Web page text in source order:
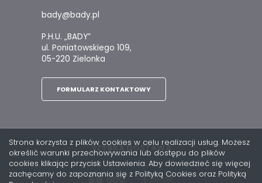
bady@bady.pl
P.H.U. „BADY”
ul. Poniatowskiego 109,
05-220 Zielonka
FORMULARZ KONTAKTOWY
SZYBKA DOSTAWA
Strona korzysta z plików cookies w celu realizacji usług. Możesz
określić warunki przechowywania lub dostępu do plików
cookies klikając przycisk Ustawienia. Aby dowiedzieć się więcej
zachęcamy do zapoznania się z Polityką Cookies oraz Polityką